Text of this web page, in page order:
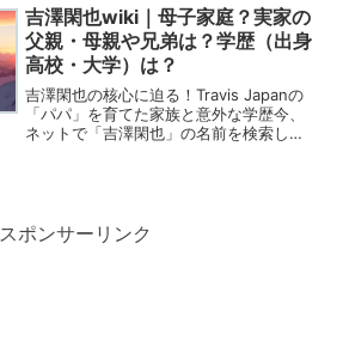
る」と、世界中で注目を集めています。
Duolin...
吉澤閑也wiki｜母子家庭？実家の
父親・母親や兄弟は？学歴（出身
高校・大学）は？
吉澤閑也の核心に迫る！Travis Japanの
「パパ」を育てた家族と意外な学歴今、
ネットで「吉澤閑也」の名前を検索して
スポンサーリンク